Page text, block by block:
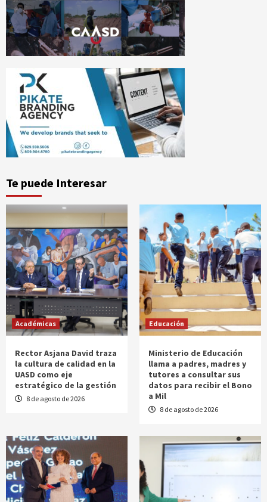
Te puede Interesar
Académicas
Rector Asjana David traza
la cultura de calidad en la
UASD como eje
estratégico de la gestión
8 de agosto de 2026
Educación
Ministerio de Educación
llama a padres, madres y
tutores a consultar sus
datos para recibir el Bono
a Mil
8 de agosto de 2026